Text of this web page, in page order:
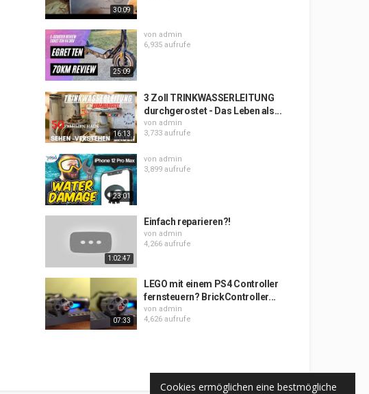
Cookies ermöglichen eine bestmögliche
30:09
25:09
von admin
6,935 aufrufe
16:13
3 Zoll TRINKWASSERLEITUNG
durchgerostet - Das Leben als...
von admin
3,733 aufrufe
23:01
von admin
3,899 aufrufe
1:02:47
Einfach reparieren?!
von admin
4,266 aufrufe
07:33
LEGO mit einem PS4 Controller
fernsteuern? BrickController...
von admin
4,626 aufrufe